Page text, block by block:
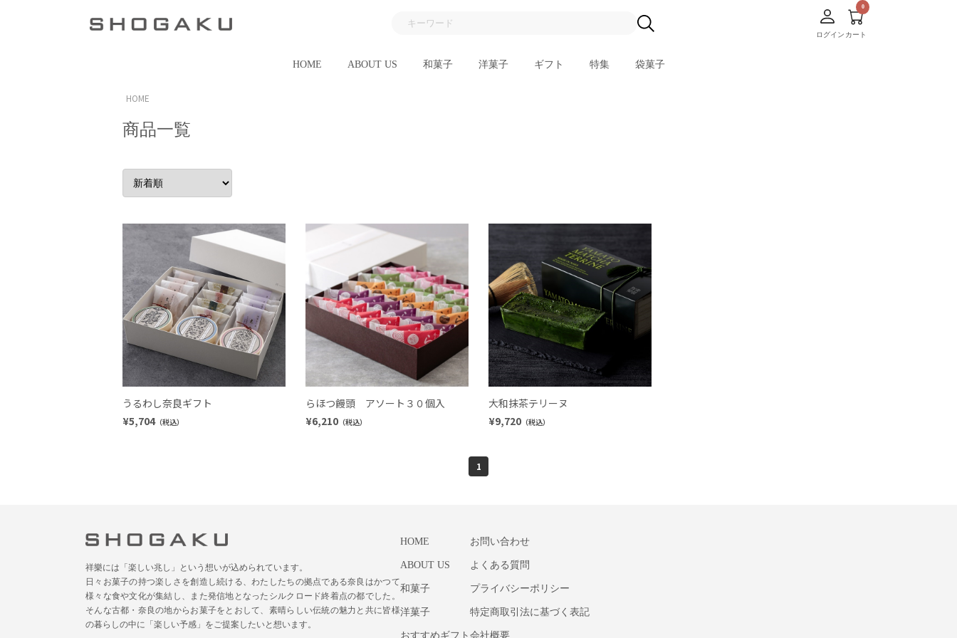
ログイン カート
HOME ABOUT US 和菓子 洋菓子 ギフト 特集 袋菓子
HOME
商品一覧
うるわし奈良ギフト
¥5,704（税込）
らほつ饅頭 アソート３０個入
¥6,210 （税込）
大和抹茶テリーヌ
¥9,720 （税込）
1
祥樂には「楽しい兆し」という想いが込められています。
日々お菓子の持つ楽しさを創造し続ける、わたしたちの拠点である奈良はかつて
様々な食や文化が集結し、また発信地となったシルクロード終着点の都でした。
そんな古都・奈良の地からお菓子をとおして、素晴らしい伝統の魅力と共に皆様
の暮らしの中に「楽しい予感」をご提案したいと想います。
HOME
ABOUT US
和菓子
洋菓子
おすすめギフト
お問い合わせ
よくある質問
プライバシーポリシー
特定商取引法に基づく表記
会社概要